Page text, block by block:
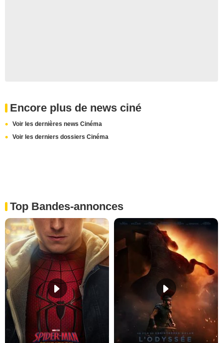
Encore plus de news ciné
Voir les dernières news Cinéma
Voir les derniers dossiers Cinéma
Top Bandes-annonces